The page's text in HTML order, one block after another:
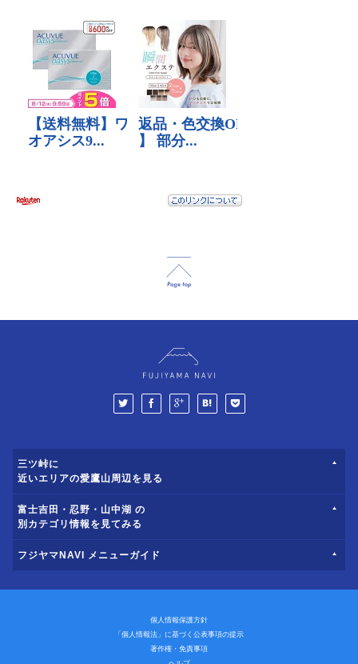
三ツ峠に
近いエリアの愛鷹山周辺を見る
富士吉田・忍野・山中湖 の
別カテゴリ情報を見てみる
フジヤマNAVI メニューガイド
個人情報保護方針
「個人情報法」に基づく公表事項の提示
著作権・免責事項